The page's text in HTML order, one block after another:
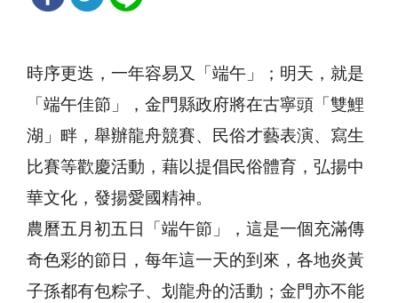
時序更迭，一年容易又「端午」；明天，就是
「端午佳節」，金門縣政府將在古寧頭「雙鯉
湖」畔，舉辦龍舟競賽、民俗才藝表演、寫生
比賽等歡慶活動，藉以提倡民俗體育，弘揚中
華文化，發揚愛國精神。
農曆五月初五日「端午節」，這是一個充滿傳
奇色彩的節日，每年這一天的到來，各地炎黃
子孫都有包粽子、划龍舟的活動；金門亦不能